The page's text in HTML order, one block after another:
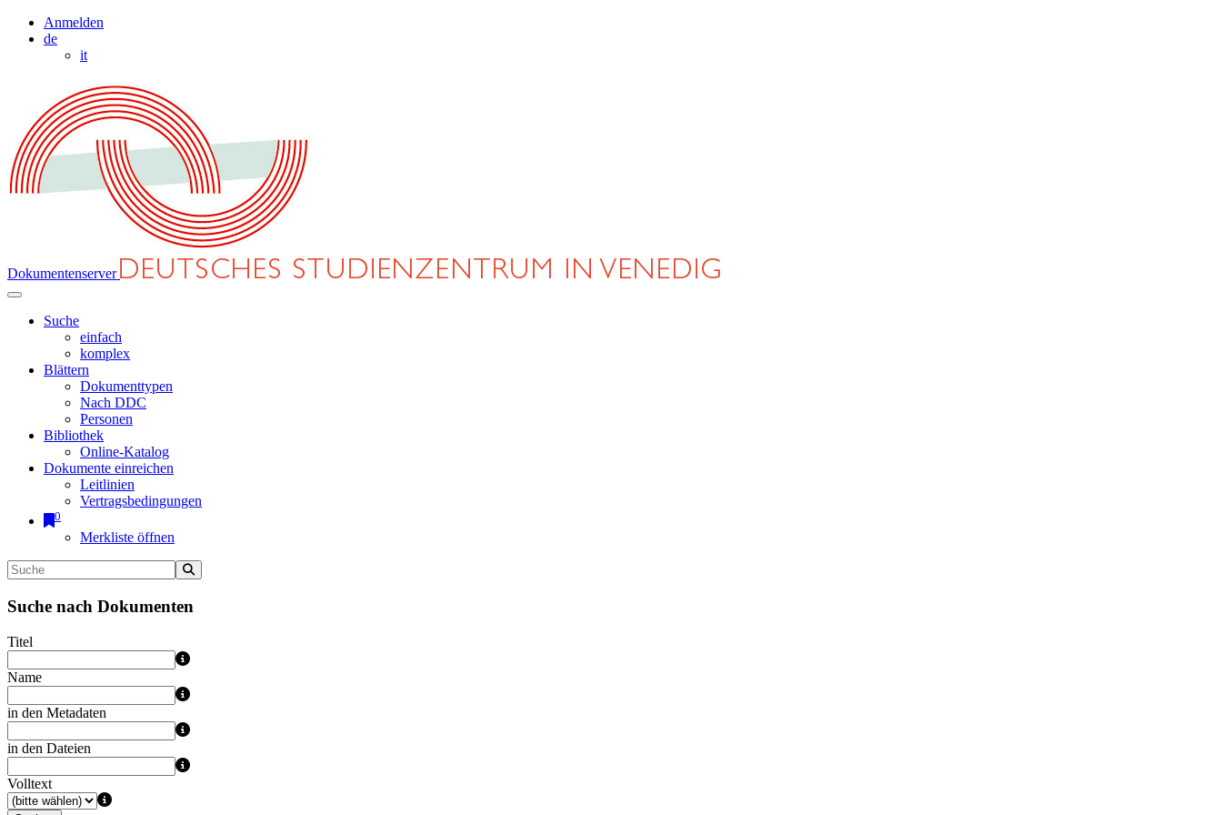
Anmelden
de
it
Dokumentenserver
Suche
einfach
komplex
Blättern
Dokumenttypen
Nach DDC
Personen
Bibliothek
Online-Katalog
Dokumente einreichen
Leitlinien
Vertragsbedingungen
0
Merkliste öffnen
Suche nach Dokumenten
Titel
Name
in den Metadaten
in den Dateien
Volltext